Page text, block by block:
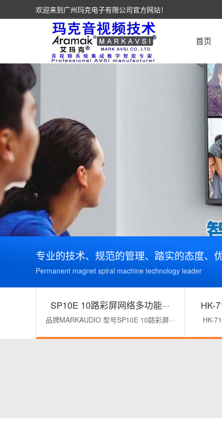
欢迎来到广州玛克电子有限公司官方网站！
首页
专业的技术、规范的管理、踏实的态度、
Permanent magnet spiral machine technology leader
SP10E 10路彩屏网络多功能···
品牌MARKAUDIO 型号SP10E 10路彩屏···
HK-
HK-